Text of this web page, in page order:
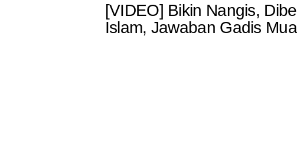
[VIDEO] Bikin Nangis,
Islam, Jawaban Gadis